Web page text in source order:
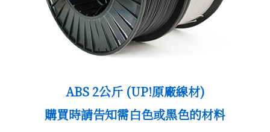
產品
ABS 2公斤 (UP!原廠線材)
購買時請告知需白色或黑色的材料